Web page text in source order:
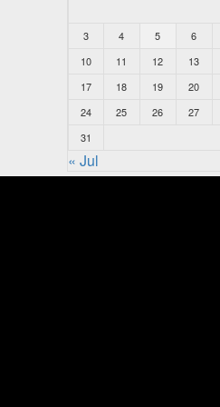
3
4 5 6
10
11 12 13
17
18 19 20
24
25 26 27
31
« Jul